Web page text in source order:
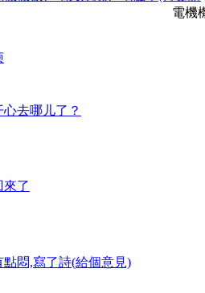
不必要的誤
前自己先過
多合作, 也感
電機
心去哪儿了？
來了
點悶,寫了詩(給個意見)